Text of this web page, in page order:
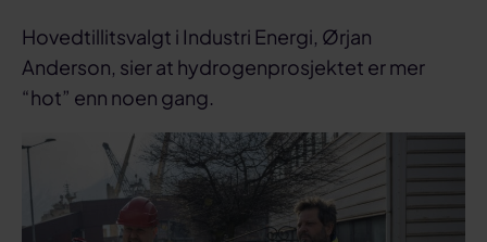
Hovedtillitsvalgt i Industri Energi, Ørjan
Anderson, sier at hydrogenprosjektet er mer
“hot” enn noen gang.